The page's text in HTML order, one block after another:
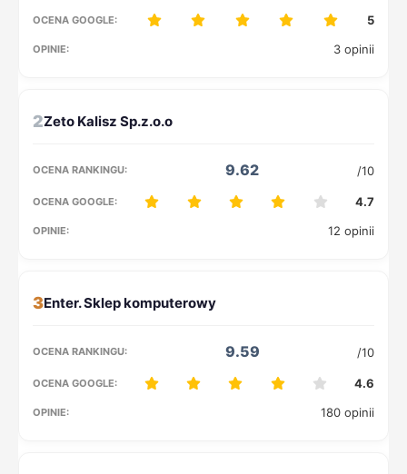
5
3 opinii
2
9.62 /10
4.7
12 opinii
3
9.59 /10
4.6
180 opinii